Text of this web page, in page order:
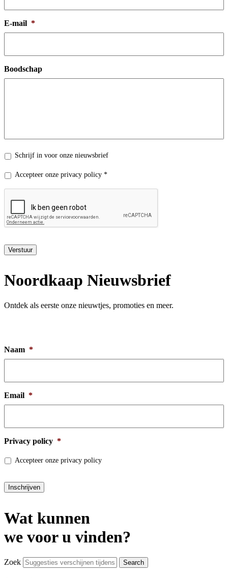
E-mail *
Boodschap
Nieuwsbrief
Schrijf in voor onze nieuwsbrief
Privacy
Accepteer onze privacy policy *
Verstuur
Noordkaap Nieuwsbrief
Ontdek als eerste onze nieuwtjes, promoties en meer.
Naam *
Email *
Privacy policy *
Accepteer onze privacy policy
Inschrijven
Wat kunnen
we voor u vinden?
Zoek